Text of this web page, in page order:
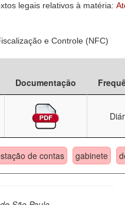
legais relativos à matéria:
e Controle (NFC)
Documentação
de contas gabinete